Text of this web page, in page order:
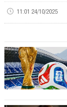
11:01 24/10/2025